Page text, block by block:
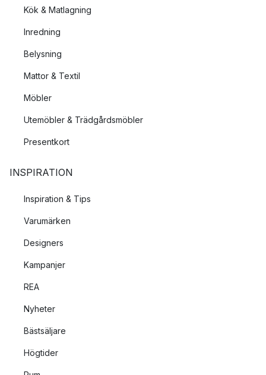
Kök & Matlagning
Inredning
Belysning
Mattor & Textil
Möbler
Utemöbler & Trädgårdsmöbler
Presentkort
INSPIRATION
Inspiration & Tips
Varumärken
Designers
Kampanjer
REA
Nyheter
Bästsäljare
Högtider